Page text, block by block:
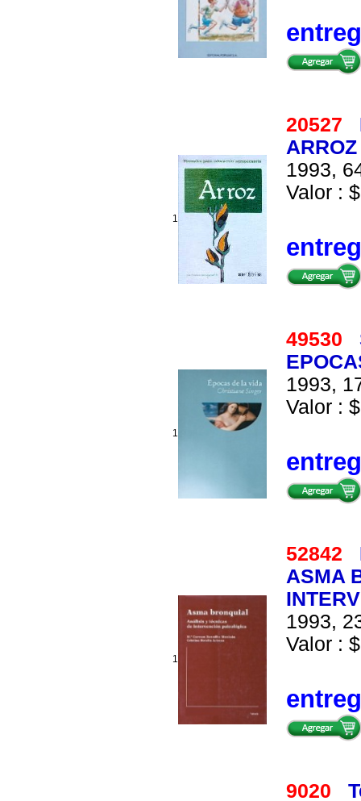
1
20527
ARROZ
1993,
Valor :
1
49530
1993,
Valor :
1
52842
ASMA
1993,
Valor :
9020